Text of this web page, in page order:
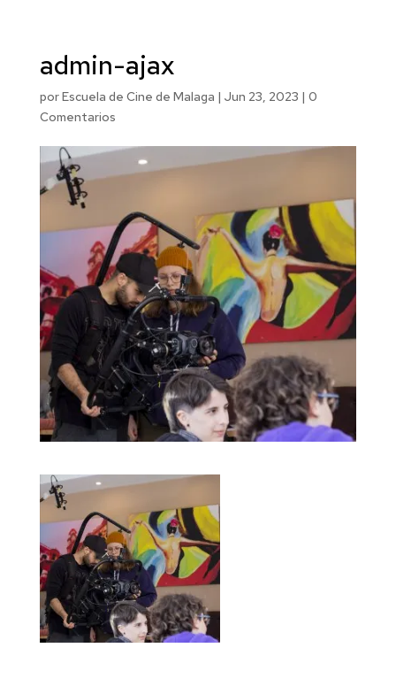
admin-ajax
porEscuela de Cine de Malaga | Jun 23, 2023 | 0
Comentarios